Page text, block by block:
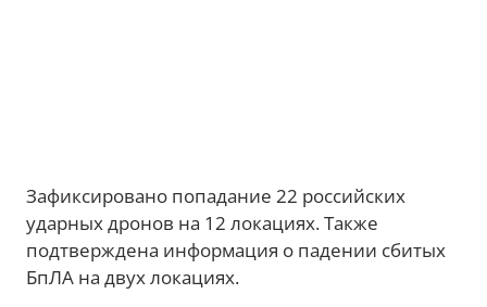
Зафиксировано попадание 22 российских
ударных дронов на 12 локациях. Также
подтверждена информация о падении сбитых
БпЛА на двух локациях.